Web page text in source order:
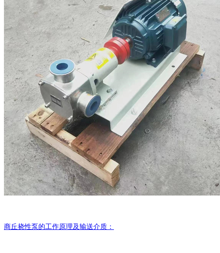
商丘挠性泵的工作原理及输送介质：